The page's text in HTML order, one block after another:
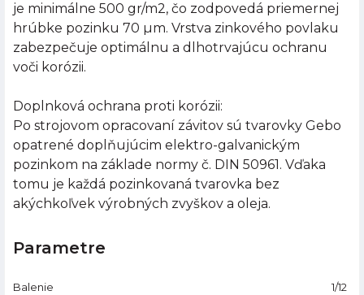
je minimálne 500 gr/m2, čo zodpovedá priemernej
hrúbke pozinku 70 µm. Vrstva zinkového povlaku
zabezpečuje optimálnu a dlhotrvajúcu ochranu
voči korózii.
Doplnková ochrana proti korózii:
Po strojovom opracovaní závitov sú tvarovky Gebo
opatrené doplňujúcim elektro-galvanickým
pozinkom na základe normy č. DIN 50961. Vďaka
tomu je každá pozinkovaná tvarovka bez
akýchkoľvek výrobných zvyškov a oleja.
Parametre
Balenie 1/12